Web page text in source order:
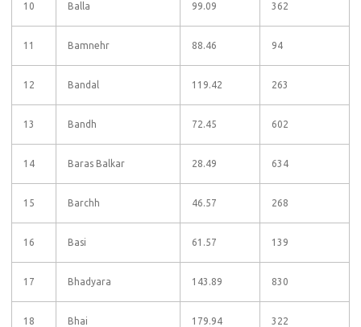
10 Balla 99.09 362
11 Bamnehr 88.46 94
12 Bandal 119.42 263
13 Bandh 72.45 602
14 Baras Balkar 28.49 634
15 Barchh 46.57 268
16 Basi 61.57 139
17 Bhadyara 143.89 830
18 Bhai 179.94 322